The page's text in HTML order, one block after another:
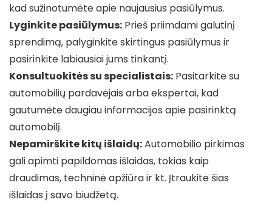
kad sužinotumėte apie naujausius pasiūlymus.
Lyginkite pasiūlymus: Prieš priimdami galutinį
sprendimą, palyginkite skirtingus pasiūlymus ir
pasirinkite labiausiai jums tinkantį.
Konsultuokitės su specialistais: Pasitarkite su
automobilių pardavėjais arba ekspertai, kad
gautumėte daugiau informacijos apie pasirinktą
automobilį.
Nepamirškite kitų išlaidų:Automobilio pirkimas
gali apimti papildomas išlaidas, tokias kaip
draudimas, techninė apžiūra ir kt. Įtraukite šias
išlaidas į savo biudžetą.